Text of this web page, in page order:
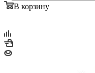
В корзину